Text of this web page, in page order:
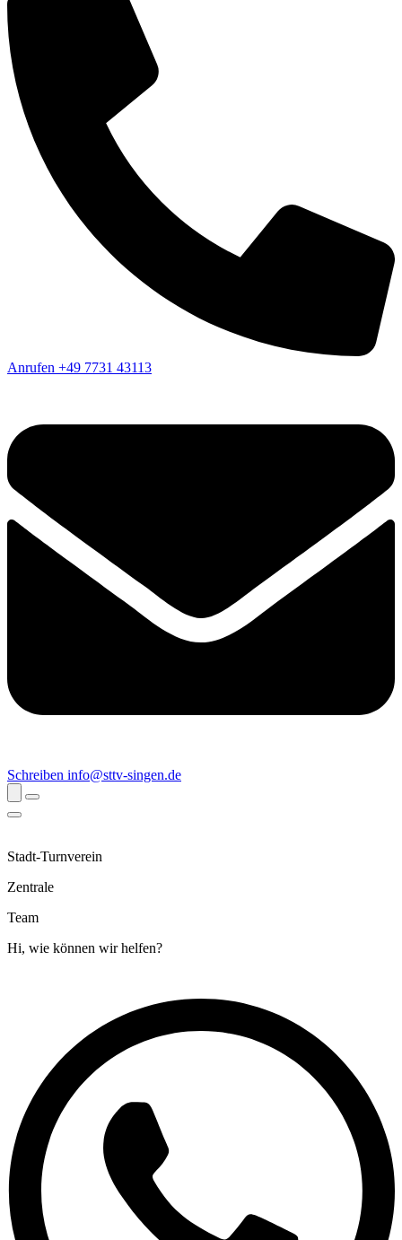
Anrufen +49 7731 43113
Schreiben info@sttv-singen.de
Stadt-Turnverein
Zentrale
Team
Hi, wie können wir helfen?